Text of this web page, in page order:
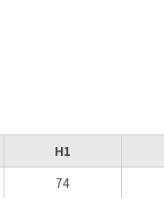
H1
74